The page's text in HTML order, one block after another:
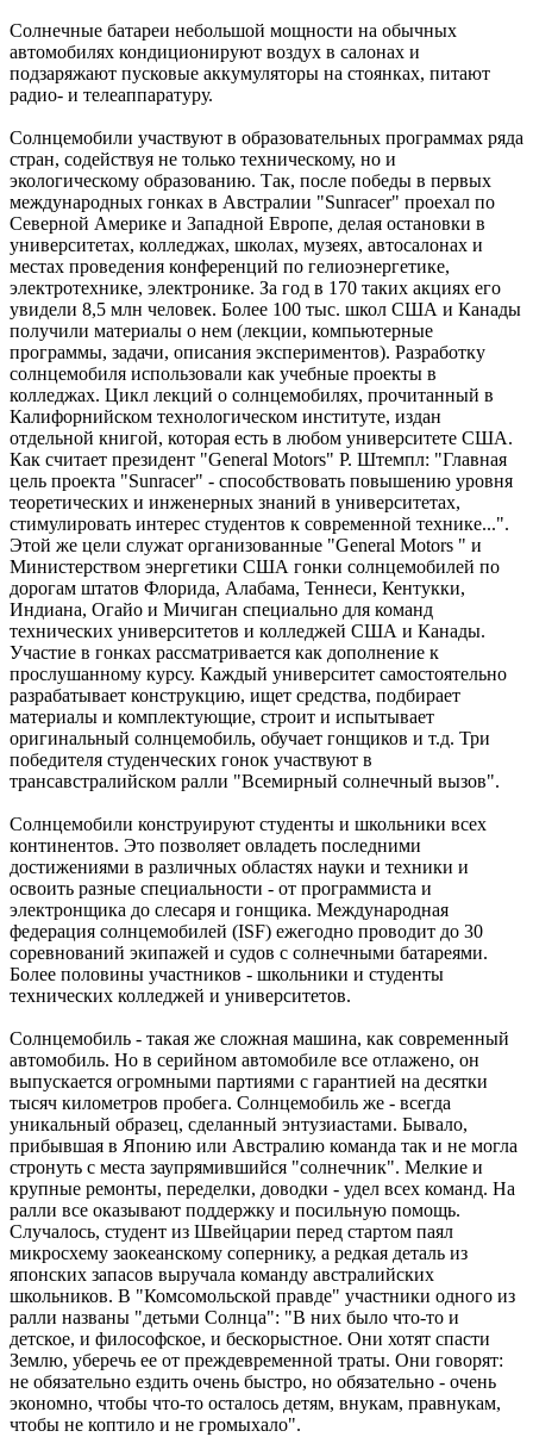
Солнечные батареи небольшой мощности на обычных
автомобилях кондиционируют воздух в салонах и
подзаряжают пусковые аккумуляторы на стоянках, питают
радио- и телеаппаратуру.
Солнцемобили участвуют в образовательных программах ряда
стран, содействуя не только техническому, но и
экологическому образованию. Так, после победы в первых
международных гонках в Австралии "Sunracer" проехал по
Северной Америке и Западной Европе, делая остановки в
университетах, колледжах, школах, музеях, автосалонах и
местах проведения конференций по гелиоэнергетике,
электротехнике, электронике. За год в 170 таких акциях его
увидели 8,5 млн человек. Более 100 тыс. школ США и Канады
получили материалы о нем (лекции, компьютерные
программы, задачи, описания экспериментов). Разработку
солнцемобиля использовали как учебные проекты в
колледжах. Цикл лекций о солнцемобилях, прочитанный в
Калифорнийском технологическом институте, издан
отдельной книгой, которая есть в любом университете США.
Как считает президент "General Motors" Р. Штемпл: "Главная
цель проекта "Sunracer" - способствовать повышению уровня
теоретических и инженерных знаний в университетах,
стимулировать интерес студентов к современной технике...".
Этой же цели служат организованные "General Motors " и
Министерством энергетики США гонки солнцемобилей по
дорогам штатов Флорида, Алабама, Теннеси, Кентукки,
Индиана, Огайо и Мичиган специально для команд
технических университетов и колледжей США и Канады.
Участие в гонках рассматривается как дополнение к
прослушанному курсу. Каждый университет самостоятельно
разрабатывает конструкцию, ищет средства, подбирает
материалы и комплектующие, строит и испытывает
оригинальный солнцемобиль, обучает гонщиков и т.д. Три
победителя студенческих гонок участвуют в
трансавстралийском ралли "Всемирный солнечный вызов".
Солнцемобили конструируют студенты и школьники всех
континентов. Это позволяет овладеть последними
достижениями в различных областях науки и техники и
освоить разные специальности - от программиста и
электронщика до слесаря и гонщика. Международная
федерация солнцемобилей (ISF) ежегодно проводит до 30
соревнований экипажей и судов с солнечными батареями.
Более половины участников - школьники и студенты
технических колледжей и университетов.
Солнцемобиль - такая же сложная машина, как современный
автомобиль. Но в серийном автомобиле все отлажено, он
выпускается огромными партиями с гарантией на десятки
тысяч километров пробега. Солнцемобиль же - всегда
уникальный образец, сделанный энтузиастами. Бывало,
прибывшая в Японию или Австралию команда так и не могла
стронуть с места заупрямившийся "солнечник". Мелкие и
крупные ремонты, переделки, доводки - удел всех команд. На
ралли все оказывают поддержку и посильную помощь.
Случалось, студент из Швейцарии перед стартом паял
микросхему заокеанскому сопернику, а редкая деталь из
японских запасов выручала команду австралийских
школьников. В "Комсомольской правде" участники одного из
ралли названы "детьми Солнца": "В них было что-то и
детское, и философское, и бескорыстное. Они хотят спасти
Землю, уберечь ее от преждевременной траты. Они говорят:
не обязательно ездить очень быстро, но обязательно - очень
экономно, чтобы что-то осталось детям, внукам, правнукам,
чтобы не коптило и не громыхало".